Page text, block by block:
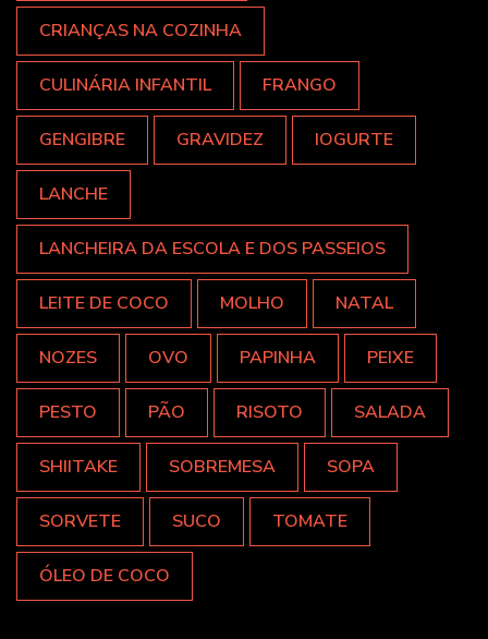
CRIANÇAS NA COZINHA
CULINÁRIA INFANTIL FRANGO
GENGIBRE GRAVIDEZ IOGURTE
LANCHE
LANCHEIRA DA ESCOLA E DOS PASSEIOS
LEITE DE COCO MOLHO NATAL
NOZES OVO PAPINHA PEIXE
PESTO PÃO RISOTO SALADA
SHIITAKE SOBREMESA SOPA
SORVETE SUCO TOMATE
ÓLEO DE COCO